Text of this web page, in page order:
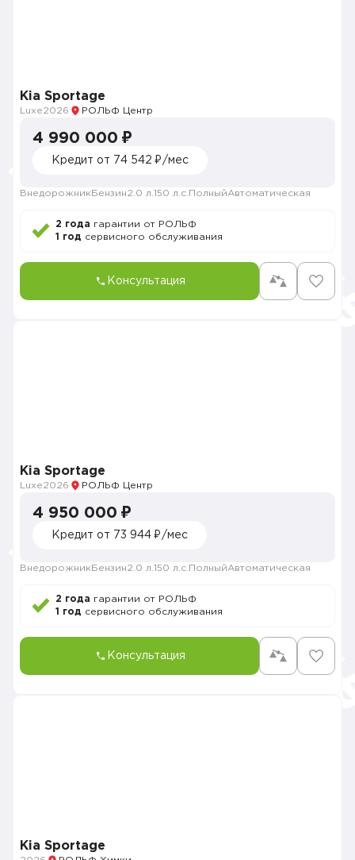
Kia Sportage
Luxe2026 РОЛЬФ Центр
4 990 000 ₽
Кредит от 74 542 ₽/мес
Внедорожник Бензин2.0 л. 150 л.с. ПолныйАвтоматическая
2 года гарантии от РОЛЬФ
1 год сервисного обслуживания
Консультация
Kia Sportage
Luxe2026 РОЛЬФ Центр
4 950 000 ₽
Кредит от 73 944 ₽/мес
Внедорожник Бензин2.0 л. 150 л.с. ПолныйАвтоматическая
2 года гарантии от РОЛЬФ
1 год сервисного обслуживания
Консультация
Kia Sportage